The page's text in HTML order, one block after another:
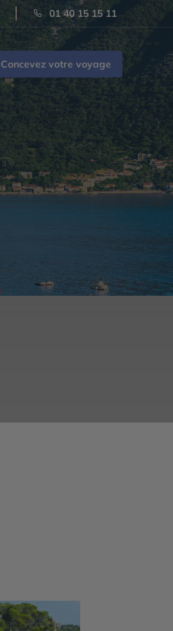
01 40 15 15 11
Concevez votre voyage